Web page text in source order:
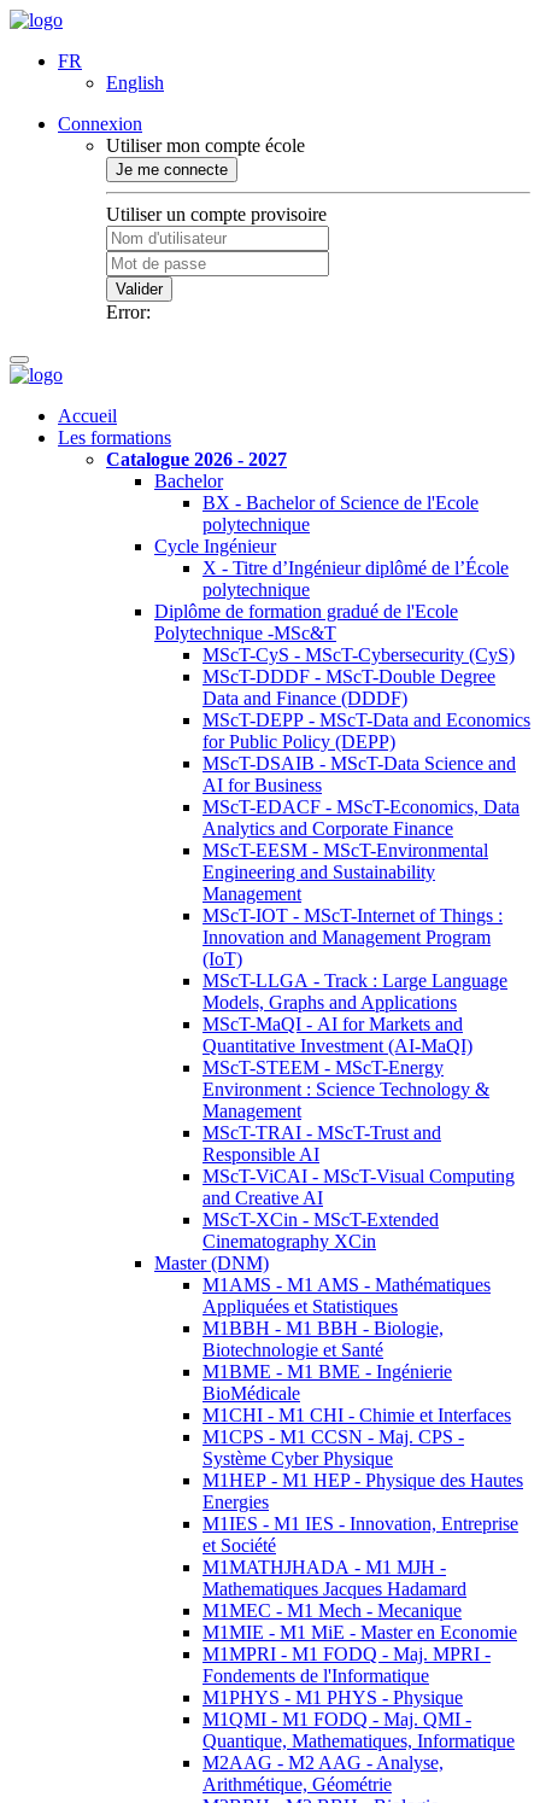
FR
English
Connexion
Utiliser mon compte école
Je me connecte
Utiliser un compte provisoire
Valider
Error:
Accueil
Les formations
Catalogue 2026 - 2027
Bachelor
BX - Bachelor of Science de l'Ecole
polytechnique
Cycle Ingénieur
X - Titre d’Ingénieur diplômé de l’École
polytechnique
Diplôme de formation gradué de l'Ecole
Polytechnique -MSc&T
MScT-CyS - MScT-Cybersecurity (CyS)
MScT-DDDF - MScT-Double Degree
Data and Finance (DDDF)
MScT-DEPP - MScT-Data and Economics
for Public Policy (DEPP)
MScT-DSAIB - MScT-Data Science and
AI for Business
MScT-EDACF - MScT-Economics, Data
Analytics and Corporate Finance
MScT-EESM - MScT-Environmental
Engineering and Sustainability
Management
MScT-IOT - MScT-Internet of Things :
Innovation and Management Program
(IoT)
MScT-LLGA - Track : Large Language
Models, Graphs and Applications
MScT-MaQI - AI for Markets and
Quantitative Investment (AI-MaQI)
MScT-STEEM - MScT-Energy
Environment : Science Technology &
Management
MScT-TRAI - MScT-Trust and
Responsible AI
MScT-ViCAI - MScT-Visual Computing
and Creative AI
MScT-XCin - MScT-Extended
Cinematography XCin
Master (DNM)
M1AMS - M1 AMS - Mathématiques
Appliquées et Statistiques
M1BBH - M1 BBH - Biologie,
Biotechnologie et Santé
M1BME - M1 BME - Ingénierie
BioMédicale
M1CHI - M1 CHI - Chimie et Interfaces
M1CPS - M1 CCSN - Maj. CPS -
Système Cyber Physique
M1HEP - M1 HEP - Physique des Hautes
Energies
M1IES - M1 IES - Innovation, Entreprise
et Société
M1MATHJHADA - M1 MJH -
Mathematiques Jacques Hadamard
M1MEC - M1 Mech - Mecanique
M1MIE - M1 MiE - Master en Economie
M1MPRI - M1 FODQ - Maj. MPRI -
Fondements de l'Informatique
M1PHYS - M1 PHYS - Physique
M1QMI - M1 FODQ - Maj. QMI -
Quantique, Mathematiques, Informatique
M2AAG - M2 AAG - Analyse,
Arithmétique, Géométrie